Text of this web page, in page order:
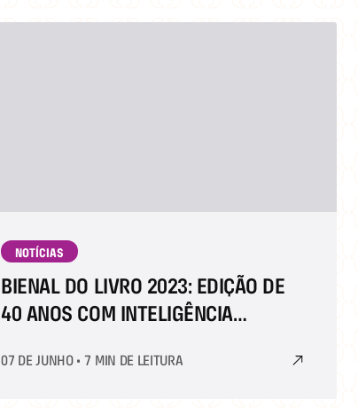
NOTÍCIAS
BIENAL DO LIVRO 2023: EDIÇÃO DE
40 ANOS COM INTELIGÊNCIA
07 DE JUNHO •7 MIN DE LEITURA